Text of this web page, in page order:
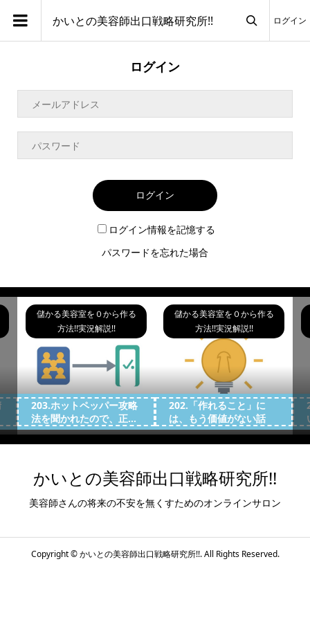
かいとの美容師出口戦略研究所!! ログイン
ログイン
ログイン
ログイン情報を記憶する
パスワードを忘れた場合
儲かる美容室を０から作る
方法!!実況解説!!
203.ホットペッパー攻略
法を聞かれたので、正...
儲かる美容室を０から作る
方法!!実況解説!!
202.「作れること」に
は、もう価値がない話
かいとの美容師出口戦略研究所!!
美容師さんの将来の不安を無くすためのオンラインサロン
Copyright ©かいとの美容師出口戦略研究所!!. All Rights Reserved.